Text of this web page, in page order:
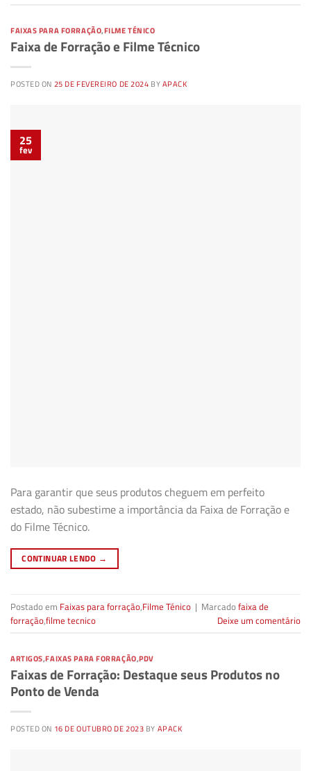
FAIXAS PARA FORRAÇÃO,FILME TÉNICO
Faixa de Forração e Filme Técnico
POSTED ON 25 DE FEVEREIRO DE 2024 BYAPACK
25
fev
Para garantir que seus produtos cheguem em perfeito
estado, não subestime a importância da Faixa de Forração e
do Filme Técnico.
CONTINUAR LENDO →
Postado em Faixas para forração,Filme Ténico | Marcadofaixa de
forração,filme tecnico Deixe um comentário
ARTIGOS,FAIXAS PARA FORRAÇÃO,PDV
Faixas de Forração: Destaque seus Produtos no
Ponto de Venda
POSTED ON 16 DE OUTUBRO DE 2023 BY APACK